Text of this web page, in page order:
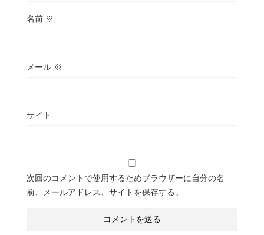
名前 ※
メール ※
サイト
次回のコメントで使用するためブラウザーに自分の名
前、メールアドレス、サイトを保存する。